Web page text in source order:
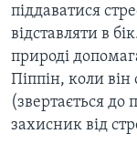
піддаватися
відставляти в
природі
Піппін, коли
(звертається
захисник від